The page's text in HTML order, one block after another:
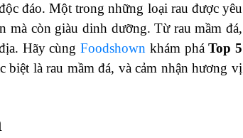
đáo. Một trong những loại rau được yêu
mà còn giàu dinh dưỡng. Từ rau mầm đá,
Hãy cùng Foodshown khám pháTop 5
biệt là rau mầm đá, và cảm nhận hương vị